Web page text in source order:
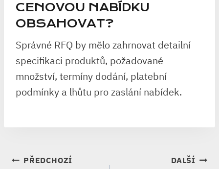
CENOVOU NABÍDKU
OBSAHOVAT?
Správné RFQ by mělo zahrnovat detailní
specifikaci produktů, požadované
množství, termíny dodání, platební
podmínky a lhůtu pro zaslání nabídek.
NAVIGACE
PŘEDCHOZÍ DALŠÍ